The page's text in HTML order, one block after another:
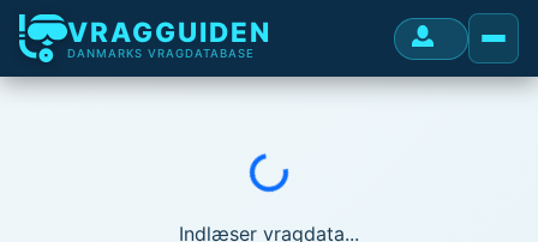
VRAGGUIDEN
DANMARKS VRAGDATABASE
Indlæser...
Indlæser vragdata...